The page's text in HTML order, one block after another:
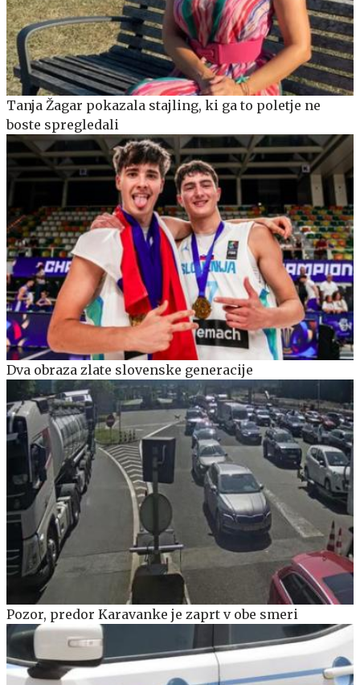
Tanja Žagar pokazala stajling, ki ga to poletje ne
boste spregledali
Dva obraza zlate slovenske generacije
Pozor, predor Karavanke je zaprt v obe smeri